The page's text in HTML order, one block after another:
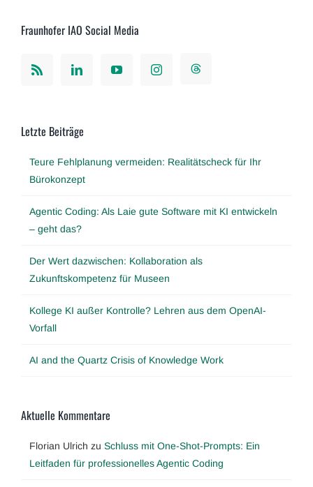
Fraunhofer IAO Social Media
Letzte Beiträge
Teure Fehlplanung vermeiden: Realitätscheck für Ihr
Bürokonzept
Agentic Coding: Als Laie gute Software mit KI entwickeln
– geht das?
Der Wert dazwischen: Kollaboration als
Zukunftskompetenz für Museen
Kollege KI außer Kontrolle? Lehren aus dem OpenAI-
Vorfall
AI and the Quartz Crisis of Knowledge Work
Aktuelle Kommentare
Florian Ulrich zu Schluss mit One-Shot-Prompts: Ein
Leitfaden für professionelles Agentic Coding